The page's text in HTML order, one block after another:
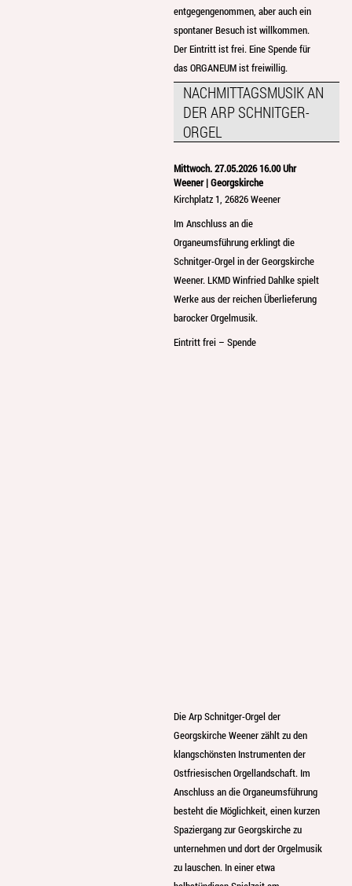
entgegengenommen, aber auch ein
spontaner Besuch ist willkommen.
Der Eintritt ist frei. Eine Spende für
das ORGANEUM ist freiwillig.
NACHMITTAGSMUSIK AN
DER ARP SCHNITGER-
ORGEL
Mittwoch. 27.05.2026 16.00 Uhr
Weener | Georgskirche
Kirchplatz 1, 26826 Weener
Im Anschluss an die
Organeumsführung erklingt die
Schnitger-Orgel in der Georgskirche
Weener. LKMD Winfried Dahlke spielt
Werke aus der reichen Überlieferung
barocker Orgelmusik.
Eintritt frei – Spende
Die Arp Schnitger-Orgel der
Georgskirche Weener zählt zu den
klangschönsten Instrumenten der
Ostfriesischen Orgellandschaft. Im
Anschluss an die Organeumsführung
besteht die Möglichkeit, einen kurzen
Spaziergang zur Georgskirche zu
unternehmen und dort der Orgelmusik
zu lauschen. In einer etwa